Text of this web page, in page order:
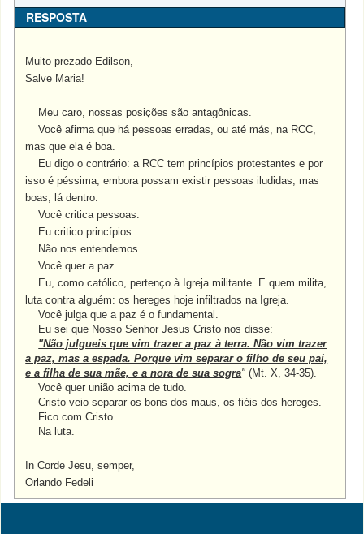
RESPOSTA
Muito prezado Edilson,
Salve Maria!
Meu caro, nossas posições são antagônicas.
Você afirma que há pessoas erradas, ou até más, na RCC,
mas que ela é boa.
Eu digo o contrário: a RCC tem princípios protestantes e por
isso é péssima, embora possam existir pessoas iludidas, mas
boas, lá dentro.
Você critica pessoas.
Eu critico princípios.
Não nos entendemos.
Você quer a paz.
Eu, como católico, pertenço à Igreja militante. E quem milita,
luta contra alguém: os hereges hoje infiltrados na Igreja.
Você julga que a paz é o fundamental.
Eu sei que Nosso Senhor Jesus Cristo nos disse:
"Não julgueis que vim trazer a paz à terra. Não vim trazer
a paz, mas a espada. Porque vim separar o filho de seu pai,
e a filha de sua mãe, e a nora de sua sogra" (Mt. X, 34-35).
Você quer união acima de tudo.
Cristo veio separar os bons dos maus, os fiéis dos hereges.
Fico com Cristo.
Na luta.
In Corde Jesu, semper,
Orlando Fedeli